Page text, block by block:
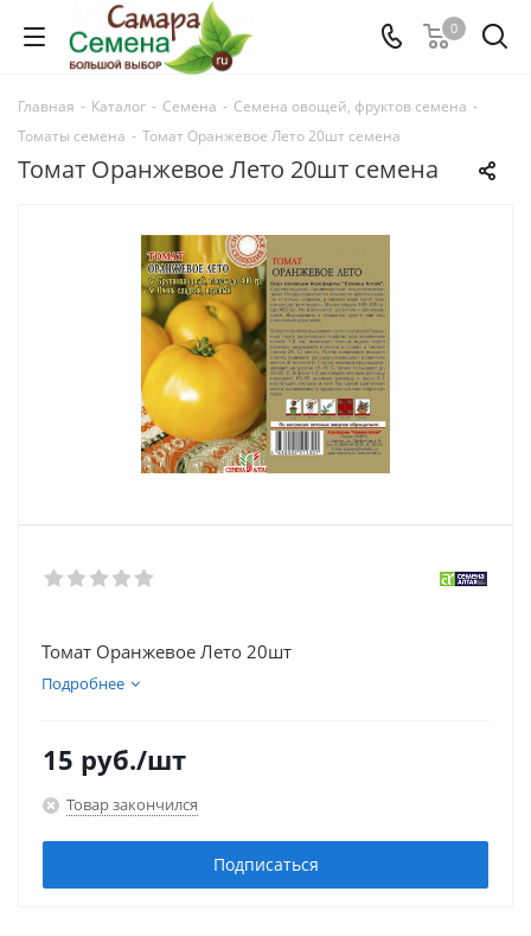
0
Главная - Каталог - Семена - Семена овощей, фруктов семена -
Томаты семена - Томат Оранжевое Лето 20шт семена
Томат Оранжевое Лето 20шт семена
Томат Оранжевое Лето 20шт
Подробнее
15 руб./шт
Товар закончился
Подписаться